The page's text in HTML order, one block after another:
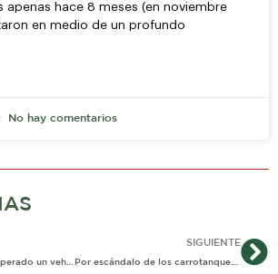
apenas hace 8 meses (en noviembre
en medio de un profundo
No hay comentarios
En Aguazul fue recuperado un vehículo hurtado.
SIGUIENTE
Por escándalo de los carrotanques de la UNGRD amplían investigación contra congresista araucana y su esposo.